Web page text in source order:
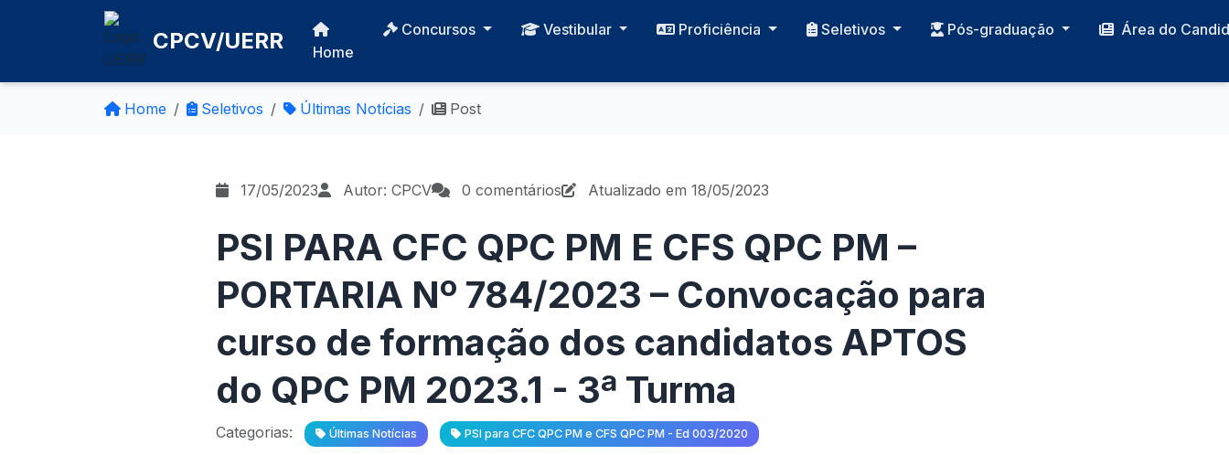
CPCV/UERR Home
Concursos Vestibular Proficiência Seletivos Pós-graduação Área do
Home Seletivos Últimas Notícias Post
17/05/2023 Autor: CPCV 0 comentários Atualizado em 18/05/2023
PSI PARA CFC QPC PM E CFS QPC PM –
PORTARIA Nº 784/2023 – Convocação para
curso de formação dos candidatos APTOS
do QPC PM 2023.1 - 3ª Turma
Categorias: Últimas Notícias PSI para CFC QPC PM e CFS QPC PM - Ed 003/2020